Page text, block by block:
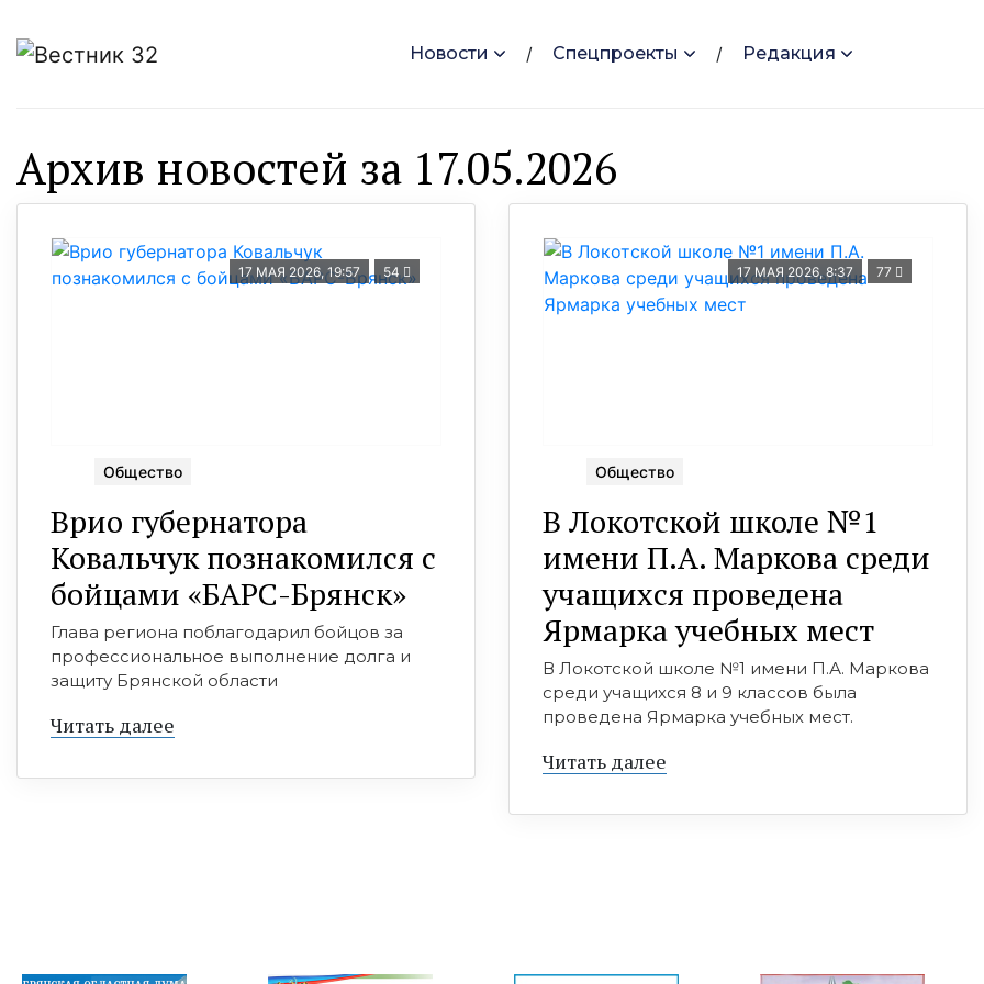
Новости Спецпроекты Редакция
Архив новостей за 17.05.2026
17 МАЯ 2026, 19:57 54
Общество
Врио губернатора
Ковальчук познакомился с
бойцами «БАРС-Брянск»
Глава региона поблагодарил бойцов за
профессиональное выполнение долга и
защиту Брянской области
Читать далее
17 МАЯ 2026, 8:37 77
Общество
В Локотской школе №1
имени П.А. Маркова среди
учащихся проведена
Ярмарка учебных мест
В Локотской школе №1 имени П.А. Маркова
среди учащихся 8 и 9 классов была
проведена Ярмарка учебных мест.
Читать далее